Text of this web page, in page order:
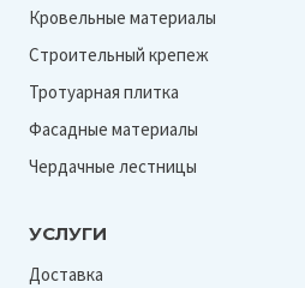
Кровельные материалы
Строительный крепеж
Тротуарная плитка
Фасадные материалы
Чердачные лестницы
УСЛУГИ
Доставка